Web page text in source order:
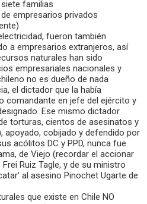
familias
empresarios privados
fueron también
a empresarios extranjeros, así
naturales han sido
empresariales nacionales y
no es dueño de nada
el dictador que la había
comandante en jefe del ejército y
Ese mismo dictador
torturas, cientos de asesinatos y
apoyado, cobijado y defendido por
acólitos DC y PPD, nunca fue
de Viejo (recordar el accionar
Ruiz Tagle, y de su ministro
al asesino Pinochet Ugarte de
que existe en Chile NO